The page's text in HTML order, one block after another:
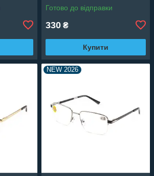
Готово до відправки
330 ₴
Купити
NEW 2026